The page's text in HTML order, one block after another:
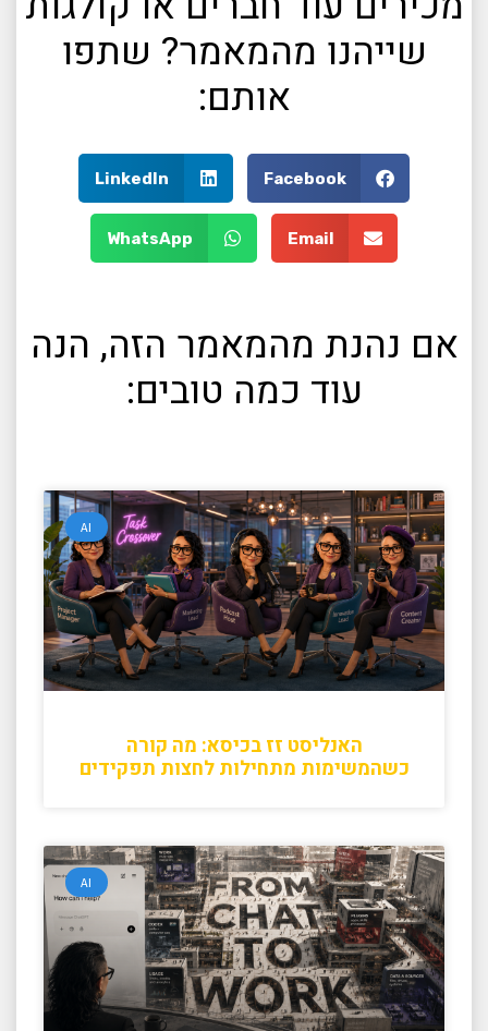
שייהנו מהמאמר? שתפו
אותם:
Facebook
LinkedIn
Email
WhatsApp
אם נהנת מהמאמר הזה, הנה
עוד כמה טובים:
AI
האנליסט זז בכיסא: מה קורה
כשהמשימות מתחילות לחצות תפקידים
AI